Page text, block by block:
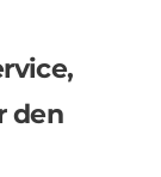
den